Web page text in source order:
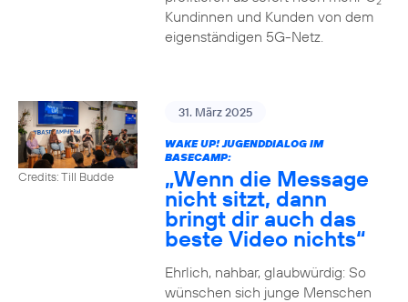
Kundinnen und Kunden von dem
eigenständigen 5G-Netz.
Credits: Till Budde
31. März 2025
WAKE UP! JUGENDDIALOG IM
BASECAMP:
„Wenn die Message
nicht sitzt, dann
bringt dir auch das
beste Video nichts“
Ehrlich, nahbar, glaubwürdig: So
wünschen sich junge Menschen